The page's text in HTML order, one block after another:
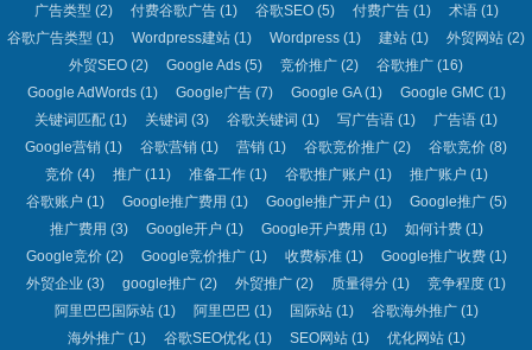
广告类型 (2) 付费谷歌广告(1) 谷歌SEO(5) 付费广告(1) 术语(1)
谷歌广告类型 (1) Wordpress建站 (1) Wordpress (1) 建站 (1) 外贸网站 (2)
外贸SEO (2) Google Ads (5) 竞价推广 (2) 谷歌推广 (16)
Google AdWords(1) Google广告(7) Google GA(1) Google GMC (1)
关键词匹配 (1) 关键词 (3) 谷歌关键词 (1) 写广告语 (1) 广告语 (1)
Google营销 (1) 谷歌营销 (1) 营销 (1) 谷歌竞价推广 (2) 谷歌竞价 (8)
竞价(4) 推广(11) 准备工作(1) 谷歌推广账户 (1) 推广账户 (1)
谷歌账户 (1) Google推广费用 (1) Google推广开户 (1) Google推广(5)
推广费用 (3) Google开户 (1) Google开户费用 (1) 如何计费(1)
Google竞价(2) Google竞价推广(1) 收费标准(1) Google推广收费(1)
外贸企业 (3) google推广 (2) 外贸推广 (2) 质量得分 (1) 竞争程度 (1)
阿里巴巴国际站(1) 阿里巴巴 (1) 国际站(1) 谷歌海外推广(1)
海外推广(1) 谷歌SEO优化(1) SEO网站(1) 优化网站(1)